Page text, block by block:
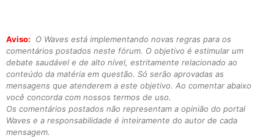
Aviso:
O Waves está implementando novas regras para os
comentários postados neste fórum. O objetivo é estimular um
debate saudável e de alto nível, estritamente relacionado ao
conteúdo da matéria em questão. Só serão aprovadas as
mensagens que atenderem a este objetivo. Ao comentar abaixo
você concorda com nossos termos de uso.
Os comentários postados não representam a opinião do portal
Waves e a responsabilidade é inteiramente do autor de cada
mensagem.